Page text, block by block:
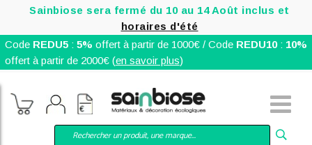
Sainbiose sera fermé du 10 au 14 Août inclus et
horaires d'été
Code REDU5: 5% offert à partir de 1000€ / Code REDU10: 10%
offert à partir de 2000€ (en savoir plus)